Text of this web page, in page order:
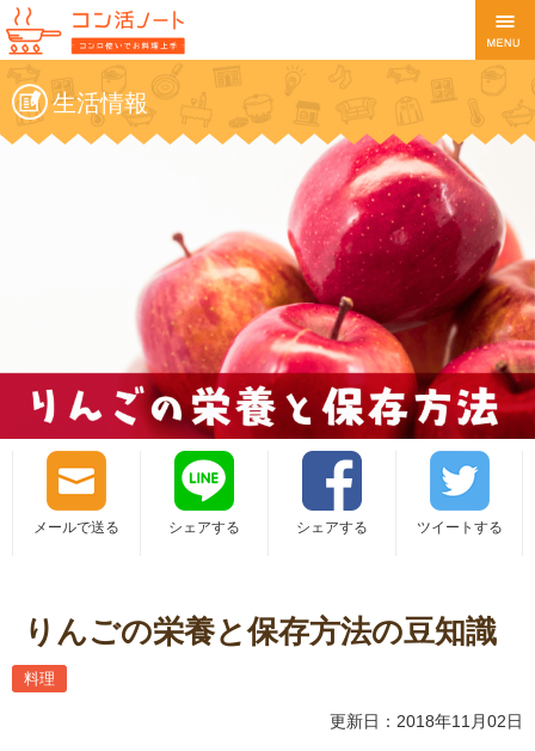
生活情報
メールで送る シェアする シェアする ツイートする
りんごの栄養と保存方法の豆知識
料理
更新日：2018年11月02日